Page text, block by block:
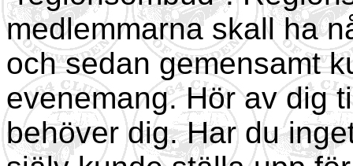
medlemmarna skall ha
och sedan gemensamt
evenemang. Hör av dig
behöver dig. Har du